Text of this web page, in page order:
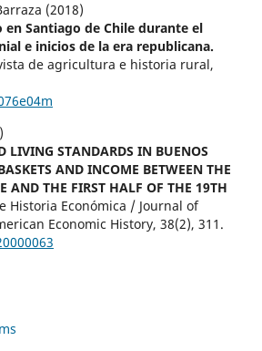
(2018)
en Santiago de Chile durante el
e inicios de la era republicana.
de agricultura e historia rural,
LIVING STANDARDS IN BUENOS
AND INCOME BETWEEN THE
AND THE FIRST HALF OF THE 19TH
Historia Económica / Journal of
Economic History, 38(2), 311.